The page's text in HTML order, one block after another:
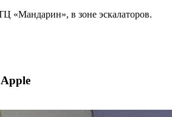
«Мандарин», в зоне эскалаторов.